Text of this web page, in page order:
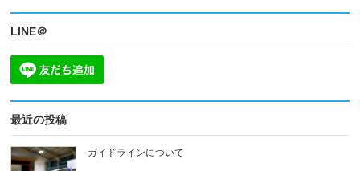
LINE＠
最近の投稿
ガイドラインについて